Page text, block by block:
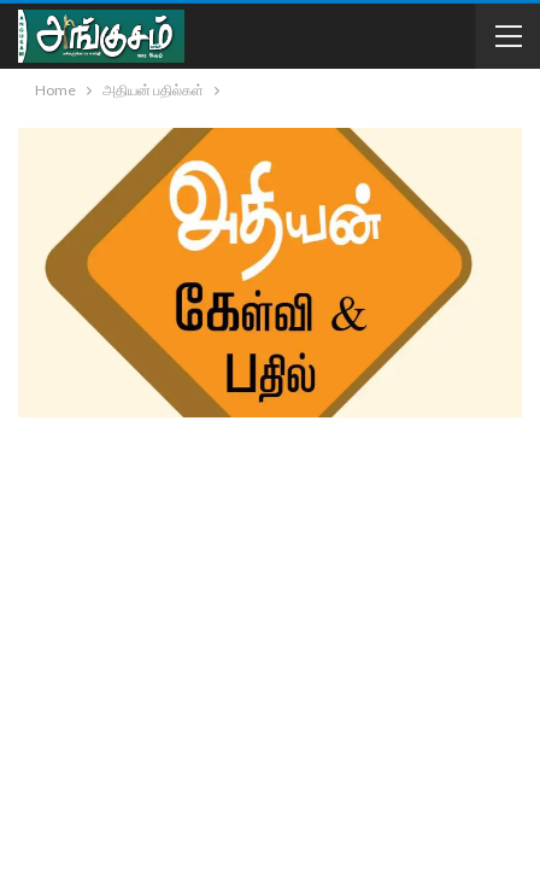
Home அதியன் பதில்கள்